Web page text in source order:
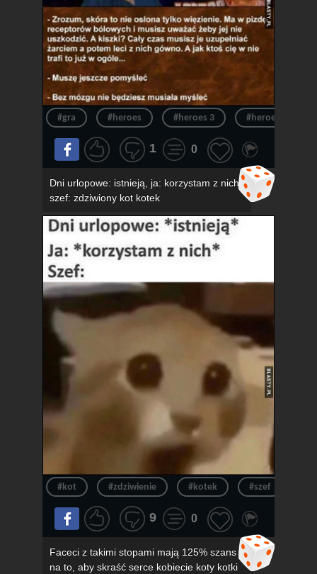
#gra #heroes #heroes 3 #heroes of
1 0
Dni urlopowe: istnieją, ja: korzystam z nich,
szef: zdziwiony kot kotek
#kot #zdziwienie #kotek #szef
9 0
Faceci z takimi stopami mają 125% szans
na to, aby skraść serce kobiecie koty kotki